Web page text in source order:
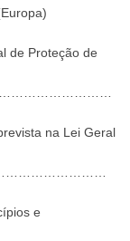
de Proteção de
na Lei Geral
e